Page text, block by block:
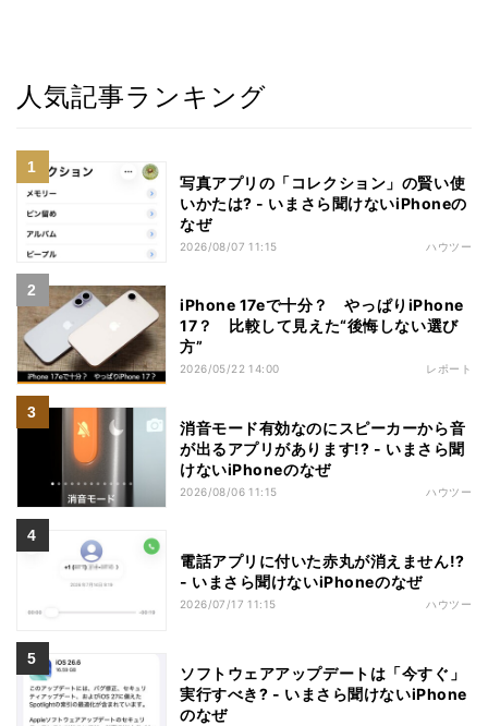
人気記事ランキング
写真アプリの「コレクション」の賢い使
いかたは? - いまさら聞けないiPhoneの
なぜ
2026/08/07 11:15 ハウツー
iPhone 17eで十分？ やっぱりiPhone
17？ 比較して見えた“後悔しない選び
方”
2026/05/22 14:00 レポート
消音モード有効なのにスピーカーから音
が出るアプリがあります!? - いまさら聞
けないiPhoneのなぜ
2026/08/06 11:15 ハウツー
電話アプリに付いた赤丸が消えません!?
- いまさら聞けないiPhoneのなぜ
2026/07/17 11:15 ハウツー
ソフトウェアアップデートは「今すぐ」
実行すべき? - いまさら聞けないiPhone
のなぜ